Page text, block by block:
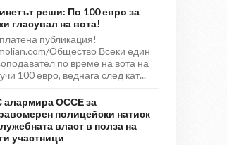
реши: По 100 евро за
гласувал на вота!
публикация!
Общество Всеки един
по време на вота на
100 евро, веднага след кат...
алармира ОССЕ за
полицейски натиск
власт в полза на
участници